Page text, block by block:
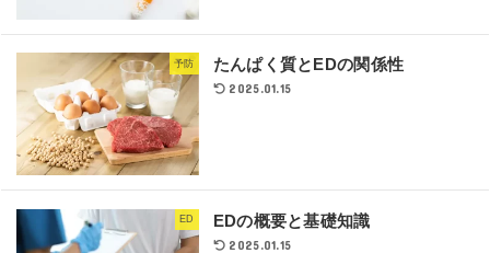
予防 たんぱく質とEDの関係性
2025.01.15
ED EDの概要と基礎知識
2025.01.15